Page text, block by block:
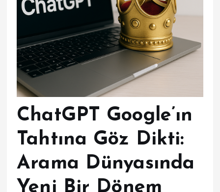
ChatGPT Google’ın
Tahtına Göz Dikti:
Arama Dünyasında
Yeni Bir Dönem